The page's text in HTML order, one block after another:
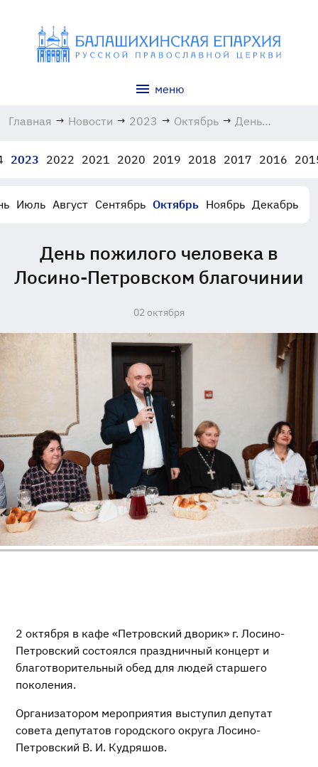
меню
Главная → Новости → 2023 → Октябрь → День
Лосино-
02.10.2023
2023 2022 2021 2020 2019 2018 2017 2016
Июль Август Сентябрь Октябрь Ноябрь Декабрь
День пожилого человека в
Лосино-Петровском благочинии
02 октября
2 октября в кафе «Петровский дворик» г. Лосино-
Петровский состоялся праздничный концерт и
благотворительный обед для людей старшего
поколения.
Организатором мероприятия выступил депутат
совета депутатов городского округа Лосино-
Петровский В. И. Кудряшов.